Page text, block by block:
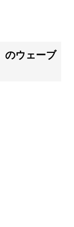
のウェーブ